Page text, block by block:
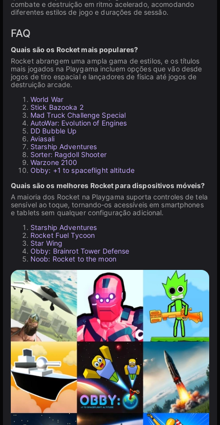
combate e destruição em ritmo acelerado, acomodando
diferentes estilos de jogo e durações de sessão.
FAQ
Quais são os Rocket mais populares?
Rocket abrangem uma ampla gama de estilos, e os títulos
mais jogados na Playgama incluem opções que vão desde
jogos de tiro espacial e lançadores de física até jogos de
destruição arcade.
World War
Stick Bazooka 2
Mad Truck Challenge Special
AutoWar: Evolution of Engines
DD Bubble Up
Aviasali
Starship Adventures
Sorter: Ragdoll Shooter
Warzone 2100
Obby: +1 to spaceflight altitude
Quais são os melhores Rocket para dispositivos móveis?
A maioria dos Rocket na Playgama suporta controles de tela
sensível ao toque, tornando-os acessíveis em smartphones
e tablets sem qualquer configuração adicional.
Starship Adventures
Rocket Fuel Tycoon
Star Wing
Obby: Brainrot Tower Defense
Noob: Rocket to the moon